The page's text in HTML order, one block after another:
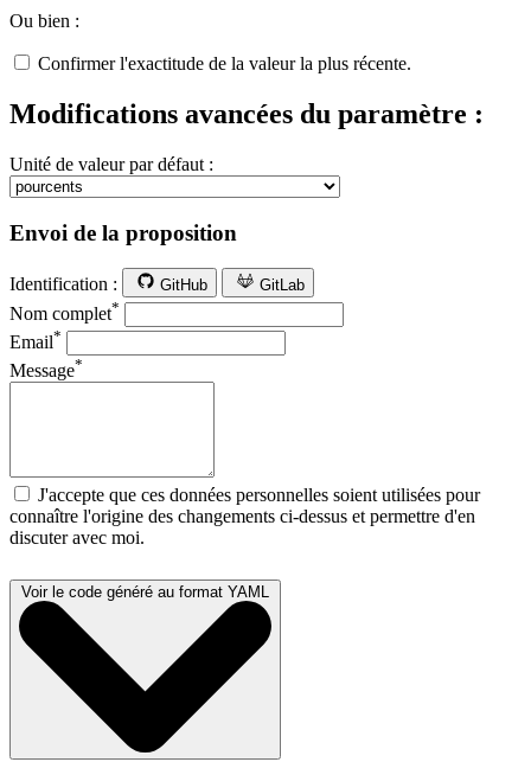
Ou bien :
Confirmer l'exactitude de la valeur la plus récente.
Modifications avancées du paramètre :
Unité de valeur par défaut :
Envoi de la proposition
Identification : GitHub GitLab
Nom complet*
Email*
Message*
J'accepte que ces données personnelles soient utilisées pour
connaître l'origine des changements ci-dessus et permettre d'en
discuter avec moi.
Voir le code généré au format YAML